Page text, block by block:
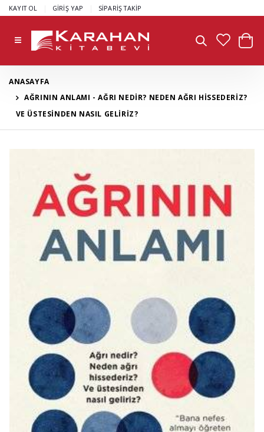
KAYIT OL GİRİŞ YAP SİPARİŞ TAKİP
ANASAYFA
AĞRININ ANLAMI - AĞRI NEDİR? NEDEN AĞRI HİSSEDERİZ?
VE ÜSTESİNDEN NASIL GELİRİZ?